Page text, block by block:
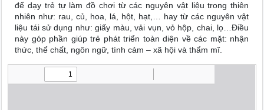
để dạy trẻ tự làm đồ chơi từ các nguyên vật liệu trong thiên
nhiên như: rau, củ, hoa, lá, hột, hạt,… hay từ các nguyên vật
liệu tái sử dụng như: giấy màu, vải vụn, vỏ hộp, chai, lọ…Điều
này góp phần giúp trẻ phát triển toàn diện về các mặt: nhận
thức, thể chất, ngôn ngữ, tình cảm – xã hội và thẩm mĩ.